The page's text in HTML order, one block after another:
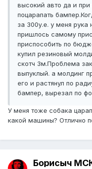
высокий авто да и
поцарапать
за 300у.е. у меня рука
пришлось самому
приспособить по
купил резиновый
скотч 3м.Проблема
выпуклый. а молдинг
его и растянул по
бампер, вырезал по
У меня тоже собака
какой машины? Отлично
Борисыч